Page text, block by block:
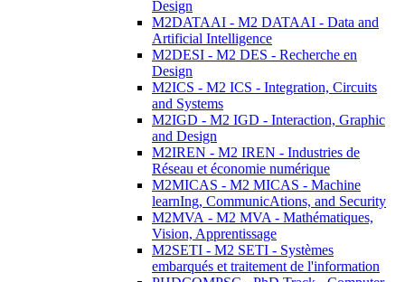
Design
M2DATAAI - M2 DATAAI - Data and
Artificial Intelligence
M2DESI - M2 DES - Recherche en
Design
M2ICS - M2 ICS - Integration, Circuits
and Systems
M2IGD - M2 IGD - Interaction, Graphic
and Design
M2IREN - M2 IREN - Industries de
Réseau et économie numérique
M2MICAS - M2 MICAS - Machine
learnIng, CommunicAtions, and Security
M2MVA - M2 MVA - Mathématiques,
Vision, Apprentissage
M2SETI - M2 SETI - Systèmes
embarqués et traitement de l'information